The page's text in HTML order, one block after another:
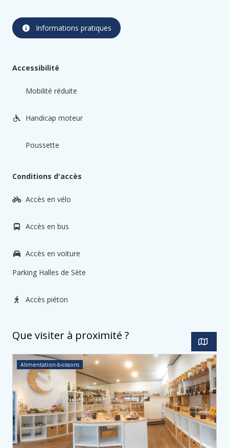
Informations pratiques
Accessibilité
Mobilité réduite
Handicap moteur
Poussette
Conditions d'accès
Accès en vélo
Accès en bus
Accès en voiture
Parking Halles de Sète
Accès piéton
Que visiter à proximité ?
Alimentation-boissons